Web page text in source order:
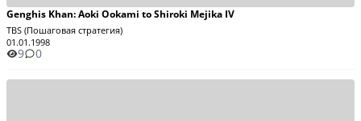
Genghis Khan: Aoki Ookami to Shiroki Mejika IV
TBS (Пошаговая стратегия)
01.01.1998
9 0